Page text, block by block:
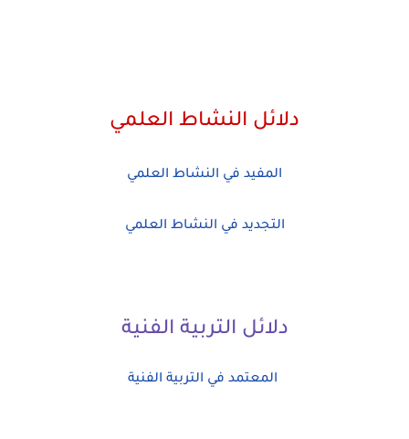
دلائل النشاط العلمي
المفيد في النشاط العلمي
التجديد في النشاط العلمي
دلائل التربية الفنية
المعتمد في التربية الفنية